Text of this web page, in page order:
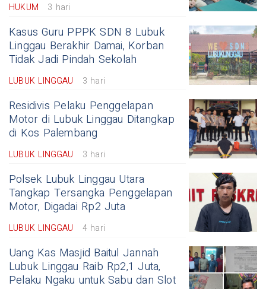
HUKUM 3 hari
Kasus Guru PPPK SDN 8 Lubuk
Linggau Berakhir Damai, Korban
Tidak Jadi Pindah Sekolah
LUBUK LINGGAU 3 hari
Residivis Pelaku Penggelapan
Motor di Lubuk Linggau Ditangkap
di Kos Palembang
LUBUK LINGGAU 3 hari
Polsek Lubuk Linggau Utara
Tangkap Tersangka Penggelapan
Motor, Digadai Rp2 Juta
LUBUK LINGGAU 4 hari
Uang Kas Masjid Baitul Jannah
Lubuk Linggau Raib Rp2,1 Juta,
Pelaku Ngaku untuk Sabu dan Slot